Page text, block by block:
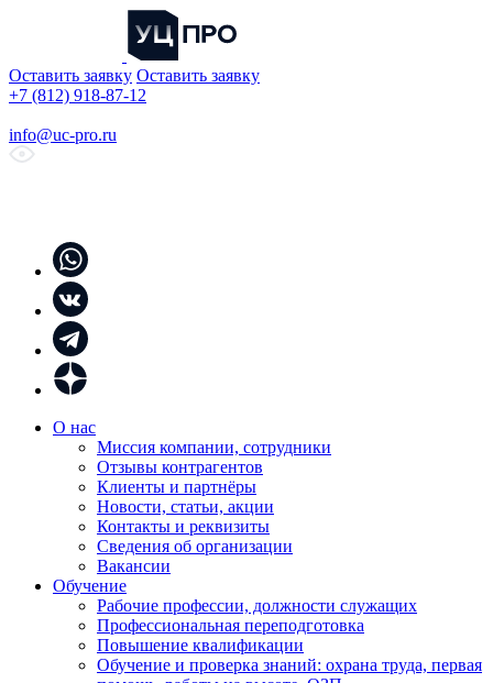
Оставить заявку Оставить заявку
+7 (812) 918-87-12
info@uc-pro.ru
О нас
Миссия компании, сотрудники
Отзывы контрагентов
Клиенты и партнёры
Новости, статьи, акции
Контакты и реквизиты
Сведения об организации
Вакансии
Обучение
Рабочие профессии, должности служащих
Профессиональная переподготовка
Повышение квалификации
Обучение и проверка знаний: охрана труда, первая